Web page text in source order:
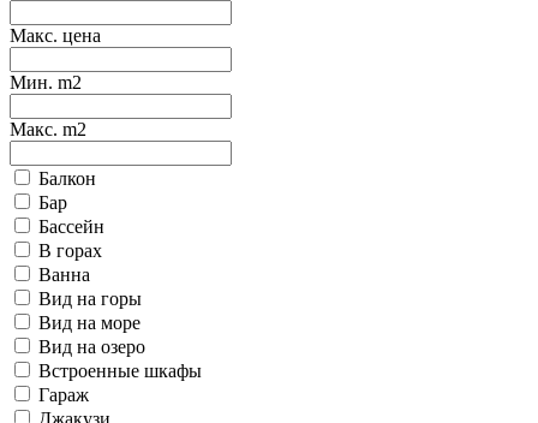
Макс. цена
Мин. m2
Макс. m2
Балкон
Бар
Бассейн
В горах
Ванна
Вид на горы
Вид на море
Вид на озеро
Встроенные шкафы
Гараж
Джакузи